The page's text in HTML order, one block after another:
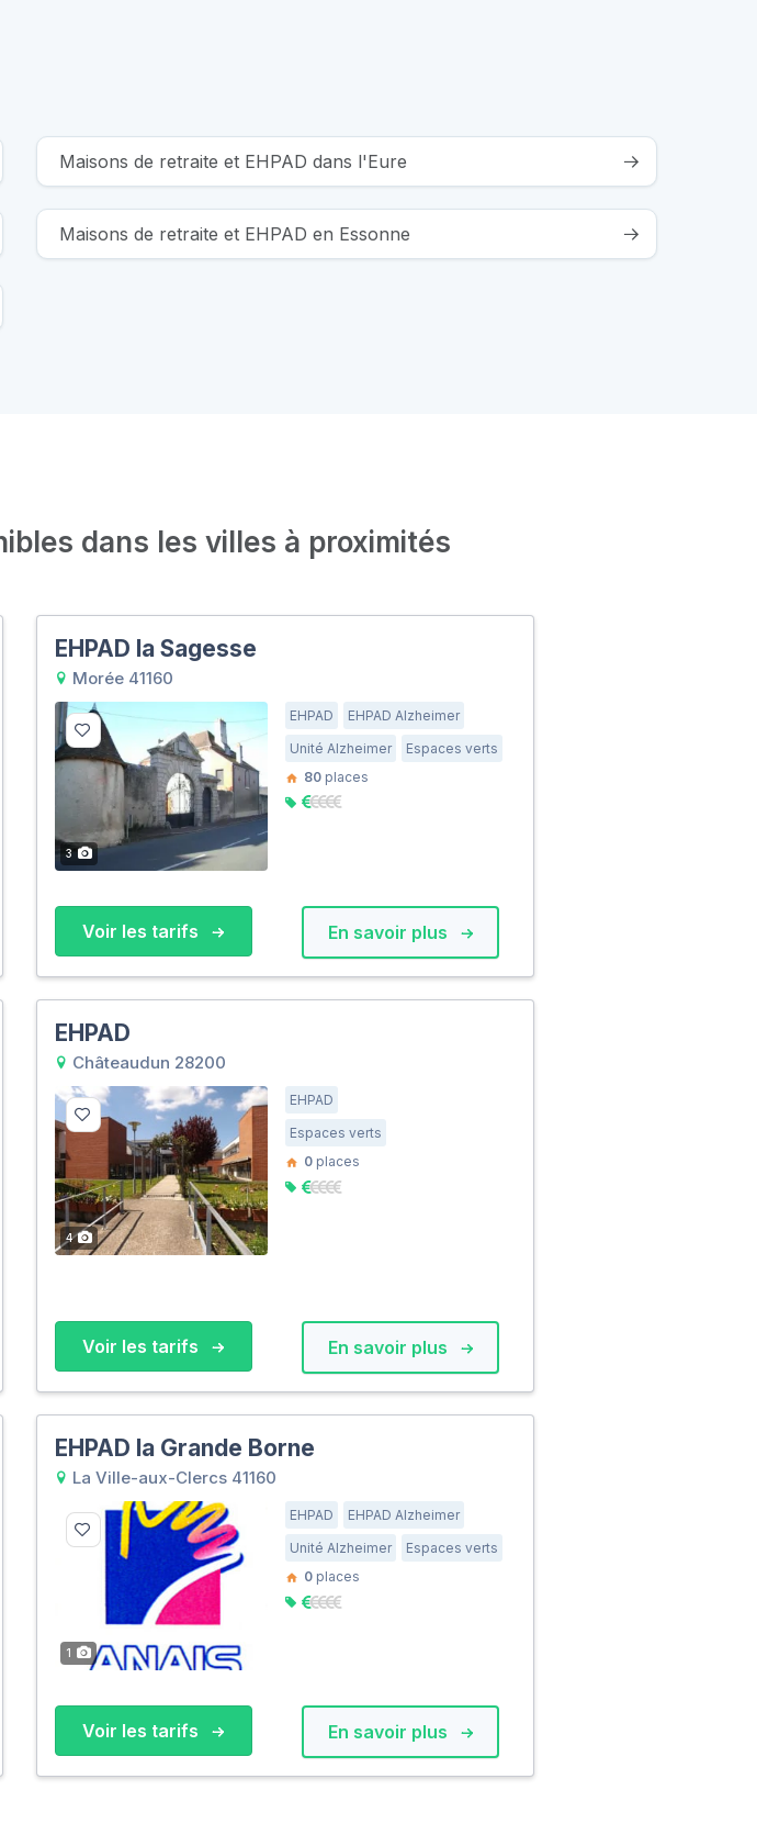
Maisons de retraite et EHPAD dans l'Eure
Maisons de retraite et EHPAD en Essonne
dans les villes à proximités
EHPAD la Sagesse
Morée 41160
3
EHPAD
EHPAD Alzheimer
Unité Alzheimer
Espaces verts
80 places
Voir les tarifs En savoir plus
EHPAD
Châteaudun 28200
4
EHPAD
Espaces verts
0 places
Voir les tarifs En savoir plus
EHPAD la Grande Borne
La Ville-aux-Clercs 41160
1
EHPAD
EHPAD Alzheimer
Unité Alzheimer
Espaces verts
0 places
Voir les tarifs En savoir plus